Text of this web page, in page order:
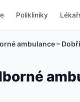
Polikliniky
ambulance –